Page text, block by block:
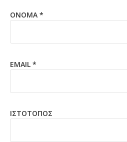
ΌΝΟΜΑ *
EMAIL *
ΙΣΤΌΤΟΠΟΣ